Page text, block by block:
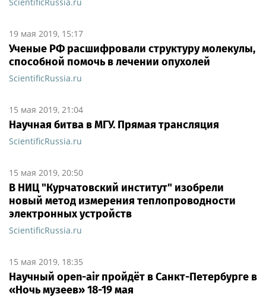
19 мая 2019, 15:17
Ученые РФ расшифровали структуру молекулы,
способной помочь в лечении опухолей
ScientificRussia.ru
15 мая 2019, 21:04
Научная битва в МГУ. Прямая трансляция
ScientificRussia.ru
15 мая 2019, 20:50
В НИЦ "Курчатовский институт" изобрели
новый метод измерения теплопроводности
электронных устройств
ScientificRussia.ru
15 мая 2019, 18:35
Научный open-air пройдёт в Санкт-Петербурге в
«Ночь музеев» 18-19 мая